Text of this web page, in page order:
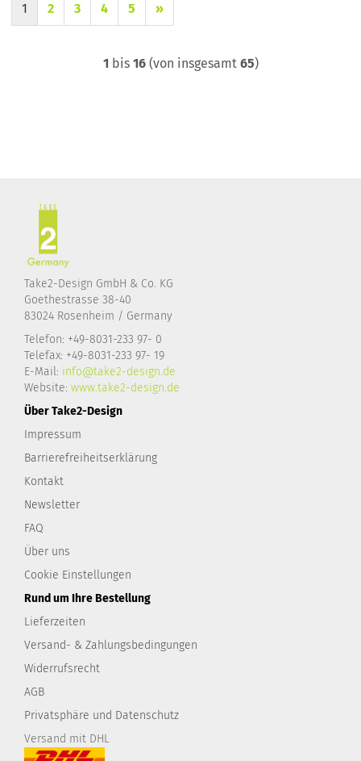
1 2 3 4 5 »
1 bis 16(von insgesamt 65)
Take2-Design GmbH & Co. KG
Goethestrasse 38-40
83024 Rosenheim / Germany
Telefon: +49-8031-233 97- 0
Telefax: +49-8031-233 97- 19
E-Mail: info@take2-design.de
Website: www.take2-design.de
Über Take2-Design
Impressum
Barrierefreiheitserklärung
Kontakt
Newsletter
FAQ
Über uns
Cookie Einstellungen
Rund um Ihre Bestellung
Lieferzeiten
Versand- & Zahlungsbedingungen
Widerrufsrecht
AGB
Privatsphäre und Datenschutz
Versand mit DHL